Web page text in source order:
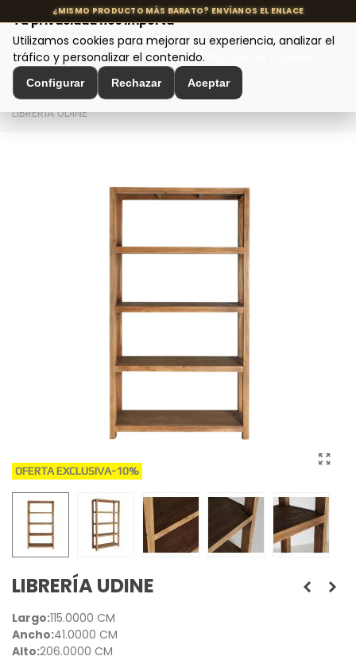
MENÚ
Inicio > Muebles de Diseño > Estanterías y Librerías
LIBRERÍA UDINE
OFERTA EXCLUSIVA-10%
LIBRERÍA UDINE
Largo:115.0000 CM
Ancho:41.0000 CM
Alto:206.0000 CM
Tu privacidad nos importa
Utilizamos cookies para mejorar su experiencia, analizar el
tráfico y personalizar el contenido.
Configurar Rechazar Aceptar